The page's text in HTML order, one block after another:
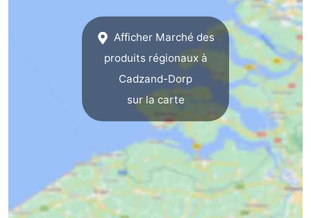
Middelburg
Vlaanderen
-
Afficher Marché des
produits régionaux à
Cadzand-Dorp
sur la carte